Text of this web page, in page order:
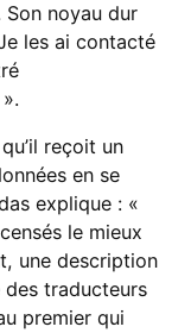
noyau dur
les ai contacté
reçoit un
en se
explique : «
le mieux
une description
des traducteurs
premier qui